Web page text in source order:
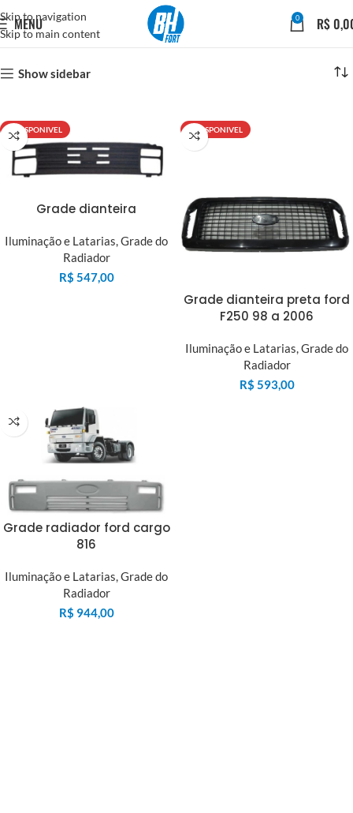
Skip to navigation
Skip to main content
MENU 0 R$
Show sidebar
INDISPONIVEL
Grade dianteira
Iluminação e Latarias,Grade do
Radiador
R$ 547,00
INDISPONIVEL
Grade dianteira preta ford
F250 98 a 2006
Iluminação e Latarias,Grade do
Radiador
R$ 593,00
Grade radiador ford cargo
816
Iluminação e Latarias,Grade do
Radiador
R$ 944,00